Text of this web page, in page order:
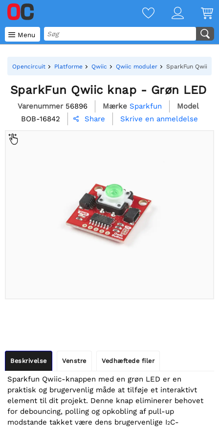
 Menu
Opencircuit Platforme Qwiic Qwiic moduler SparkFun Qwiic
SparkFun Qwiic knap - Grøn LED
Varenummer 56896 Mærke Sparkfun
Model
BOB-16842
 Share Skrive en anmeldelse
Beskrivelse Venstre Vedhæftede filer
Sparkfun Qwiic-knappen med en grøn LED er en
praktisk og brugervenlig måde at tilføje et interaktivt
element til dit projekt. Denne knap eliminerer behovet
for debouncing, polling og opkobling af pull-up
modstande takket være dens brugervenlige I2C-